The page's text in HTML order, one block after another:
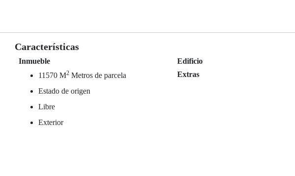
Características
Inmueble
11570 M2 Metros de parcela
Estado de origen
Libre
Exterior
Edificio
Extras